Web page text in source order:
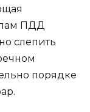
ПДД
слепить
порядке